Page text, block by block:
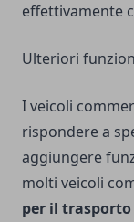
effettivamente
Ulteriori
I veicoli
rispondere a
aggiungere
molti veicoli
per il